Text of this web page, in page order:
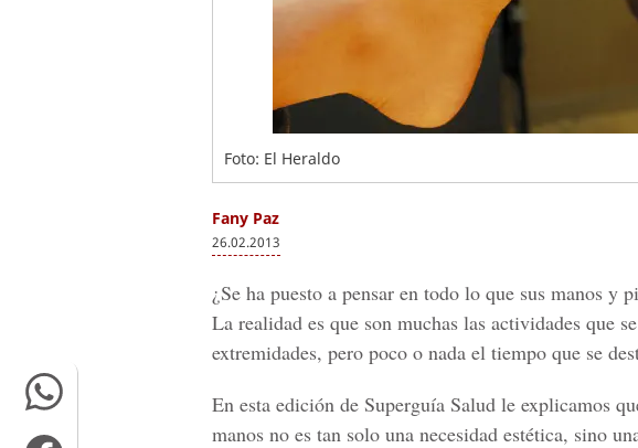
Foto: El Heraldo
Fany Paz
26.02.2013
¿Se ha puesto a pensar en todo lo que sus manos y
La realidad es que son muchas las actividades que
extremidades, pero poco o nada el tiempo que se
En esta edición de Superguía Salud le explicamos
manos no es tan solo una necesidad estética, sino